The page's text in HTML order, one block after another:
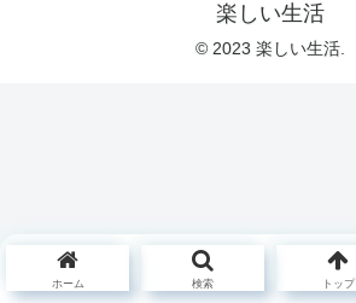
楽しい生活
© 2023 楽しい生活.
ホーム 検索 トップ